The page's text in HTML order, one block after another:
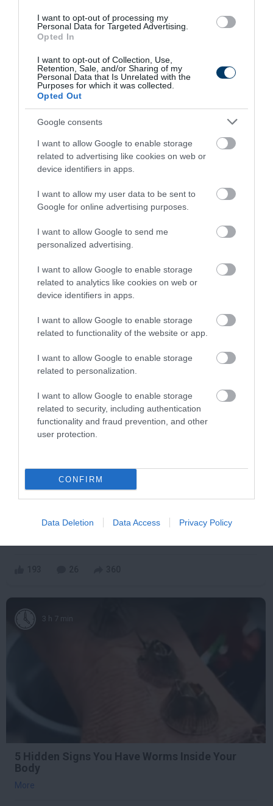
I want to opt-out of processing my
Personal Data for Targeted Advertising.
Opted In
I want to opt-out of Collection, Use,
Retention, Sale, and/or Sharing of my
Personal Data that Is Unrelated with the
Purposes for which it was collected.
Opted Out
Google consents
I want to allow Google to enable storage
related to advertising like cookies on web or
device identifiers in apps.
I want to allow my user data to be sent to
Google for online advertising purposes.
I want to allow Google to send me
personalized advertising.
I want to allow Google to enable storage
related to analytics like cookies on web or
device identifiers in apps.
I want to allow Google to enable storage
related to functionality of the website or app.
I want to allow Google to enable storage
related to personalization.
I want to allow Google to enable storage
related to security, including authentication
functionality and fraud prevention, and other
user protection.
CONFIRM
Data Deletion Data Access Privacy Policy
This Simple Trick Removes All Parasites From
Your Body!
319 82 149
4 h 9 min
Fungus Dries Up And Falls Off After The First
270 95 234
6 h 25 min
Die Instantly
3 h 7 min
5 Hidden Signs You Have Worms Inside Your
Body
More